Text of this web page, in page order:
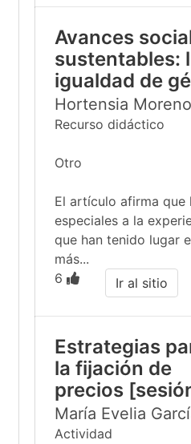
Avances
sustentables:
igualdad de
Hortensia
Recurso didáctico
Otro
El artículo afirma que
especiales a la
que han tenido lugar
más...
6
Ir al sitio
Estrategias
la fijación de
precios
María Evelia
Actividad